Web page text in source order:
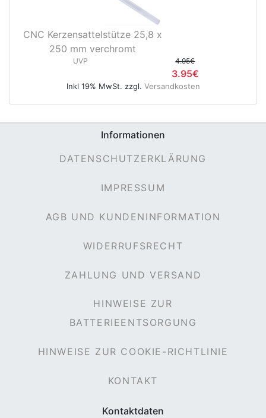
CNC Kerzensattelstütze 25,8 x
250 mm verchromt
UVP 4.95€
3.95€
Inkl 19% MwSt. zzgl. Versandkosten
Informationen
DATENSCHUTZERKLÄRUNG
IMPRESSUM
AGB UND KUNDENINFORMATION
WIDERRUFSRECHT
ZAHLUNG UND VERSAND
HINWEISE ZUR
BATTERIEENTSORGUNG
HINWEISE ZUR COOKIE-RICHTLINIE
KONTAKT
Kontaktdaten